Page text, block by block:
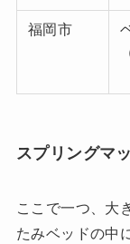
福岡市
スプリングマ
ここで一つ、大
たみベッドの中